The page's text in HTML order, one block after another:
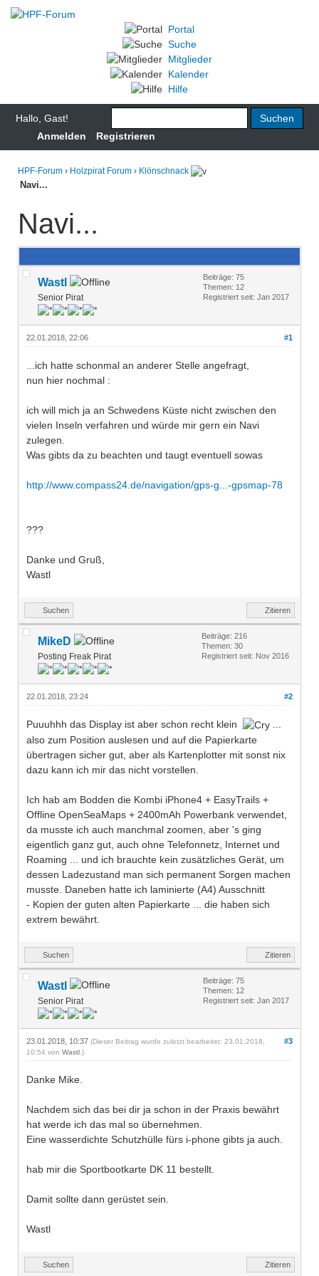
Portal
Suche
Mitglieder
Kalender
Hilfe
Hallo, Gast!
Anmelden
Registrieren
HPF-Forum › Holzpirat Forum › Klönschnack
Navi...
Navi...
Wastl
Senior Pirat
Beiträge: 75
Themen: 12
Registriert seit: Jan 2017
#1
22.01.2018, 22:06
...ich hatte schonmal an anderer Stelle angefragt,
nun hier nochmal :
ich will mich ja an Schwedens Küste nicht zwischen den
vielen Inseln verfahren und würde mir gern ein Navi
zulegen.
Was gibts da zu beachten und taugt eventuell sowas
http://www.compass24.de/navigation/gps-g...-gpsmap-78
???
Danke und Gruß,
Wastl
Suchen Zitieren
MikeD
Posting Freak Pirat
Beiträge: 216
Themen: 30
Registriert seit: Nov 2016
#2
22.01.2018, 23:24
Puuuhhh das Display ist aber schon recht klein
also zum Position auslesen und auf die Papierkarte
übertragen sicher gut, aber als Kartenplotter mit sonst nix
dazu kann ich mir das nicht vorstellen.
Ich hab am Bodden die Kombi iPhone4 + EasyTrails +
Offline OpenSeaMaps + 2400mAh Powerbank verwendet,
da musste ich auch manchmal zoomen, aber 's ging
eigentlich ganz gut, auch ohne Telefonnetz, Internet und
Roaming ... und ich brauchte kein zusätzliches Gerät, um
dessen Ladezustand man sich permanent Sorgen machen
musste. Daneben hatte ich laminierte (A4) Ausschnitt
- Kopien der guten alten Papierkarte ... die haben sich
extrem bewährt.
Suchen Zitieren
Wastl
Senior Pirat
Beiträge: 75
Themen: 12
Registriert seit: Jan 2017
#3
23.01.2018, 10:37 (Dieser Beitrag wurde zuletzt bearbeitet: 23.01.2018,
10:54 von Wastl .)
Danke Mike.
Nachdem sich das bei dir ja schon in der Praxis bewährt
hat werde ich das mal so übernehmen.
Eine wasserdichte Schutzhülle fürs i-phone gibts ja auch.
hab mir die Sportbootkarte DK 11 bestellt.
Damit sollte dann gerüstet sein.
Wastl
Suchen Zitieren